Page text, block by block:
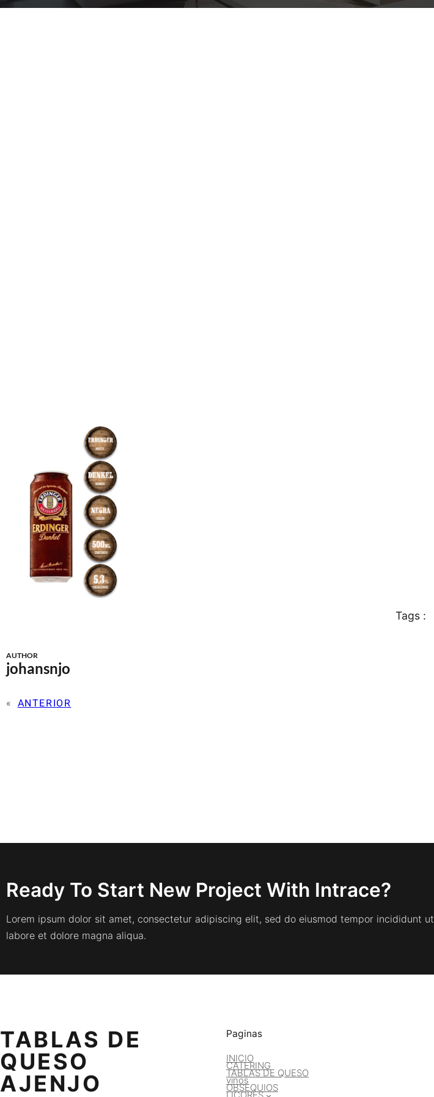
Tags :
AUTHOR
johansnjo
« ANTERIOR
Ready To Start New Project With Intrace?
Lorem ipsum dolor sit amet, consectetur adipiscing elit, sed do eiusmod tempor incididunt ut
labore et dolore magna aliqua.
TABLAS DE
QUESO
AJENJO
Paginas
INICIO
CATERING
TABLAS DE QUESO
vinos
OBSEQUIOS